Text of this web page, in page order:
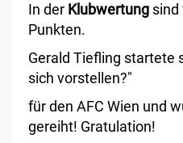
In der Klubwertung sind
Punkten.
Gerald Tiefling startete
sich vorstellen?"
für den AFC Wien und
gereiht! Gratulation!